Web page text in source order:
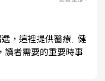
，這裡提供醫療、 健
讀者需要的重要時事